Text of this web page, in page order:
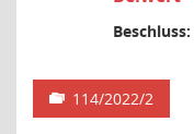
Beschluss:
114/2022/2